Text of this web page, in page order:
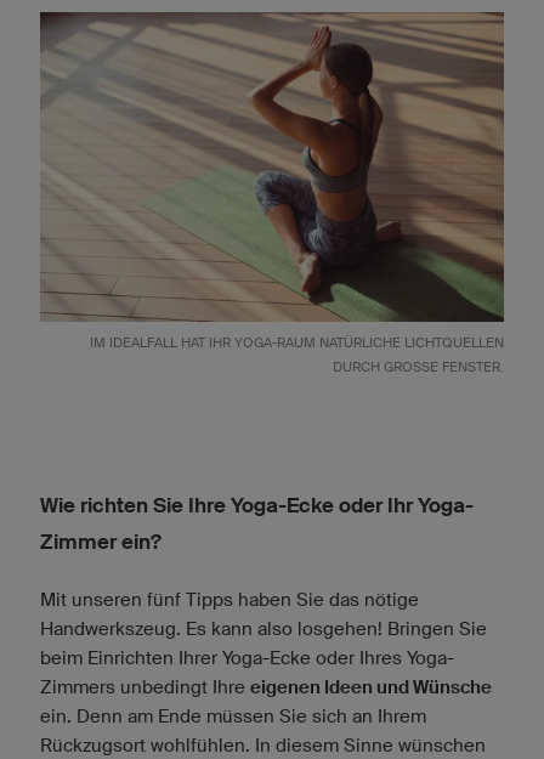
IM IDEALFALL HAT IHR YOGA-RAUM NATÜRLICHE LICHTQUELLEN
DURCH GROSSE FENSTER.
Wie richten Sie Ihre Yoga-Ecke oder Ihr Yoga-
Zimmer ein?
Mit unseren fünf Tipps haben Sie das nötige
Handwerkszeug. Es kann also losgehen! Bringen Sie
beim Einrichten Ihrer Yoga-Ecke oder Ihres Yoga-
Zimmers unbedingt Ihre eigenen Ideen und Wünsche
ein. Denn am Ende müssen Sie sich an Ihrem
Rückzugsort wohlfühlen. In diesem Sinne wünschen